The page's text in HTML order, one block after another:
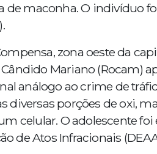
de maconha. O indivíduo
zona oeste da
Mariano (Rocam)
análogo ao crime de
diversas porções de oxi,
celular. O adolescente
de Atos Infracionais